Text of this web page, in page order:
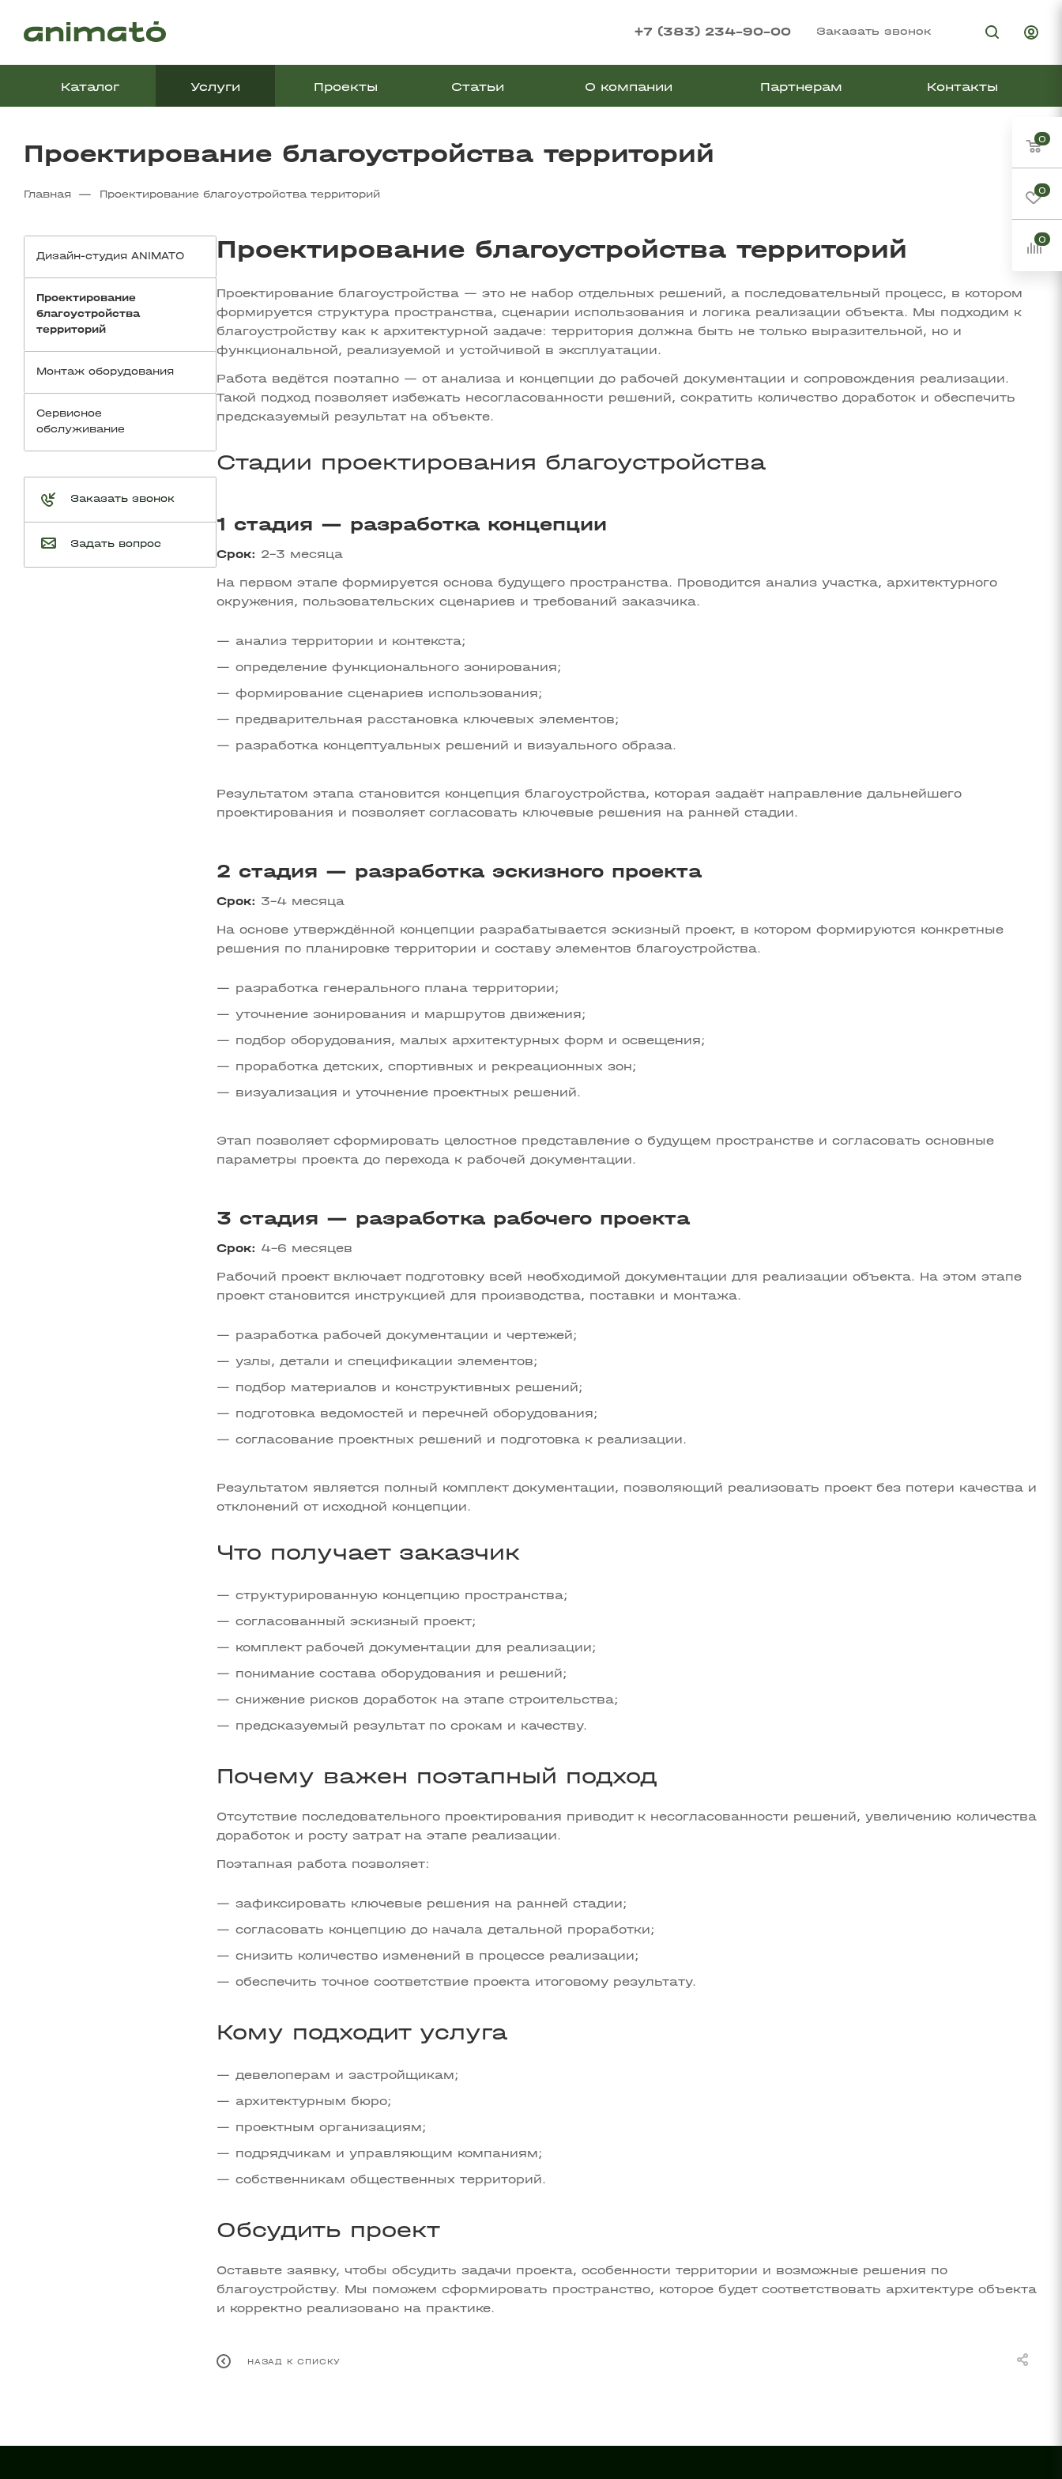
+7 (383) 234-90-00 Заказать звонок
Каталог Услуги Проекты Статьи О компании Партнерам Контакты
Проектирование благоустройства территорий
Главная — Проектирование благоустройства территорий
Проектирование благоустройства территорий
Проектирование благоустройства — это не набор отдельных решений, а последовательный процесс, в котором
формируется структура пространства, сценарии использования и логика реализации объекта. Мы подходим к
благоустройству как к архитектурной задаче: территория должна быть не только выразительной, но и
функциональной, реализуемой и устойчивой в эксплуатации.
Работа ведётся поэтапно — от анализа и концепции до рабочей документации и сопровождения реализации.
Такой подход позволяет избежать несогласованности решений, сократить количество доработок и обеспечить
предсказуемый результат на объекте.
Стадии проектирования благоустройства
1 стадия — разработка концепции
Срок: 2–3 месяца
На первом этапе формируется основа будущего пространства. Проводится анализ участка, архитектурного
окружения, пользовательских сценариев и требований заказчика.
анализ территории и контекста;
определение функционального зонирования;
формирование сценариев использования;
предварительная расстановка ключевых элементов;
разработка концептуальных решений и визуального образа.
Результатом этапа становится концепция благоустройства, которая задаёт направление дальнейшего
проектирования и позволяет согласовать ключевые решения на ранней стадии.
2 стадия — разработка эскизного проекта
Срок: 3–4 месяца
На основе утверждённой концепции разрабатывается эскизный проект, в котором формируются конкретные
решения по планировке территории и составу элементов благоустройства.
разработка генерального плана территории;
уточнение зонирования и маршрутов движения;
подбор оборудования, малых архитектурных форм и освещения;
проработка детских, спортивных и рекреационных зон;
визуализация и уточнение проектных решений.
Этап позволяет сформировать целостное представление о будущем пространстве и согласовать основные
параметры проекта до перехода к рабочей документации.
3 стадия — разработка рабочего проекта
Срок: 4–6 месяцев
Рабочий проект включает подготовку всей необходимой документации для реализации объекта. На этом этапе
проект становится инструкцией для производства, поставки и монтажа.
разработка рабочей документации и чертежей;
узлы, детали и спецификации элементов;
подбор материалов и конструктивных решений;
подготовка ведомостей и перечней оборудования;
согласование проектных решений и подготовка к реализации.
Результатом является полный комплект документации, позволяющий реализовать проект без потери качества и
отклонений от исходной концепции.
Что получает заказчик
структурированную концепцию пространства;
согласованный эскизный проект;
комплект рабочей документации для реализации;
понимание состава оборудования и решений;
снижение рисков доработок на этапе строительства;
предсказуемый результат по срокам и качеству.
Почему важен поэтапный подход
Отсутствие последовательного проектирования приводит к несогласованности решений, увеличению количества
доработок и росту затрат на этапе реализации.
Поэтапная работа позволяет:
зафиксировать ключевые решения на ранней стадии;
согласовать концепцию до начала детальной проработки;
снизить количество изменений в процессе реализации;
обеспечить точное соответствие проекта итоговому результату.
Кому подходит услуга
девелоперам и застройщикам;
архитектурным бюро;
проектным организациям;
подрядчикам и управляющим компаниям;
собственникам общественных территорий.
Обсудить проект
Оставьте заявку, чтобы обсудить задачи проекта, особенности территории и возможные решения по
благоустройству. Мы поможем сформировать пространство, которое будет соответствовать архитектуре объекта
и корректно реализовано на практике.
НАЗАД К СПИСКУ
Дизайн-студия ANIMATO
Проектирование
благоустройства
территорий
Монтаж оборудования
Сервисное
обслуживание
Заказать звонок
Задать вопрос
0
0
0